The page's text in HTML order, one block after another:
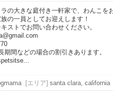
の大きな庭付き一軒家で、わんこを
の一員としてお迎えします！
ストでお問い合わせください。
期間などの場合の割引きあります。
[エリア] santa clara, california